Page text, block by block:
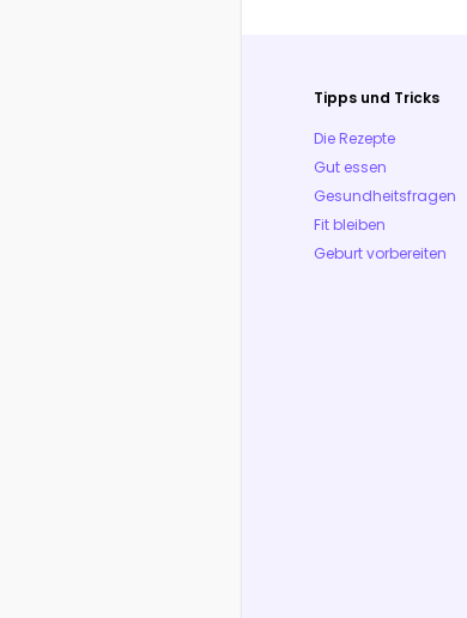
Tipps und Tricks
Die Rezepte
Gut essen
Gesundheitsfragen
Fit bleiben
Geburt vorbereiten